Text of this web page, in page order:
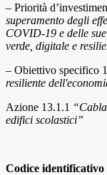
– Priorità
superamento degli
COVID-19 e delle
verde, digitale e
– Obiettivo specifico
resiliente
Azione 13.1.1
edifici scolastici”
Codice